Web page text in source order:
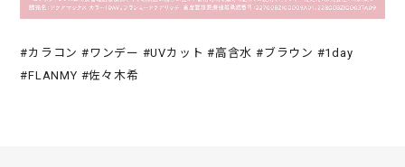
#カラコン #ワンデー #UVカット #高含水 #ブラウン #1day
#FLANMY #佐々木希